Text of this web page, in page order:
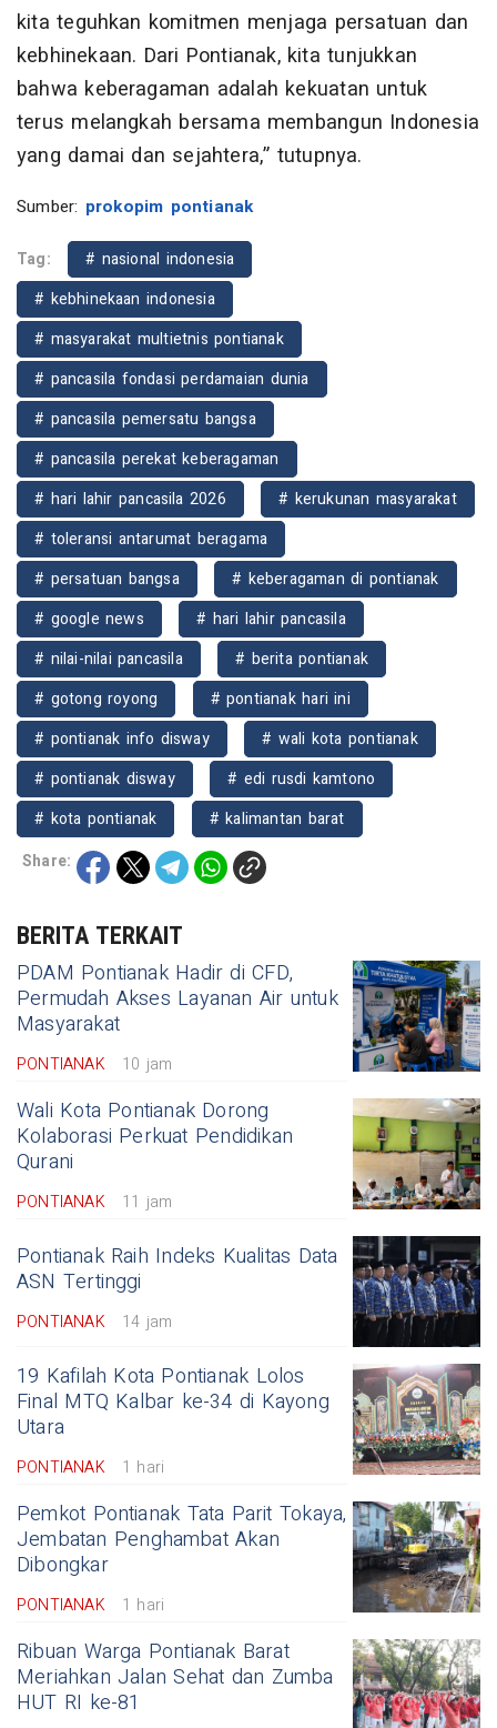
kita teguhkan komitmen menjaga persatuan dan
kebhinekaan. Dari Pontianak, kita tunjukkan
bahwa keberagaman adalah kekuatan untuk
terus melangkah bersama membangun Indonesia
yang damai dan sejahtera,” tutupnya.
Sumber: prokopim pontianak
Tag:
# nasional indonesia
# kebhinekaan indonesia
# masyarakat multietnis pontianak
# pancasila fondasi perdamaian dunia
# pancasila pemersatu bangsa
# pancasila perekat keberagaman
# hari lahir pancasila 2026
# kerukunan masyarakat
# toleransi antarumat beragama
# persatuan bangsa
# keberagaman di pontianak
# google news
# hari lahir pancasila
# nilai-nilai pancasila
# berita pontianak
# gotong royong
# pontianak hari ini
# pontianak info disway
# wali kota pontianak
# pontianak disway
# edi rusdi kamtono
# kota pontianak
# kalimantan barat
Share:
BERITA TERKAIT
PDAM Pontianak Hadir di CFD,
Permudah Akses Layanan Air untuk
Masyarakat
PONTIANAK 10 jam
Wali Kota Pontianak Dorong
Kolaborasi Perkuat Pendidikan
Qurani
PONTIANAK 11 jam
Pontianak Raih Indeks Kualitas Data
ASN Tertinggi
PONTIANAK 14 jam
19 Kafilah Kota Pontianak Lolos
Final MTQ Kalbar ke-34 di Kayong
Utara
PONTIANAK 1 hari
Pemkot Pontianak Tata Parit Tokaya,
Jembatan Penghambat Akan
Dibongkar
PONTIANAK 1 hari
Ribuan Warga Pontianak Barat
Meriahkan Jalan Sehat dan Zumba
HUT RI ke-81